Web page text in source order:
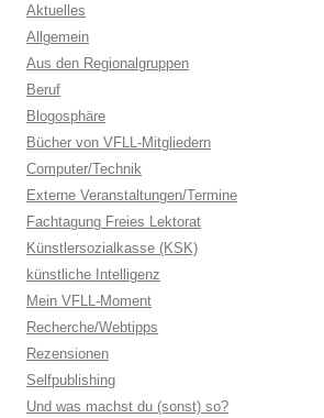
Aktuelles
Allgemein
Aus den Regionalgruppen
Beruf
Blogosphäre
Bücher von VFLL-Mitgliedern
Computer/Technik
Externe Veranstaltungen/Termine
Fachtagung Freies Lektorat
Künstlersozialkasse (KSK)
künstliche Intelligenz
Mein VFLL-Moment
Recherche/Webtipps
Rezensionen
Selfpublishing
Und was machst du (sonst) so?